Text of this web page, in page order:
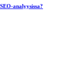
analyysissa?